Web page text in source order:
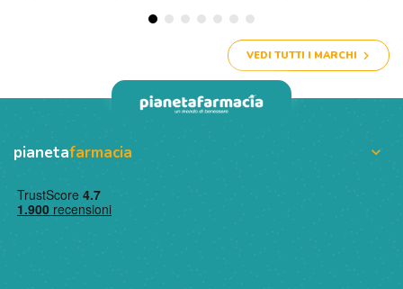
VEDI TUTTI I MARCHI
pianetafarmacia 